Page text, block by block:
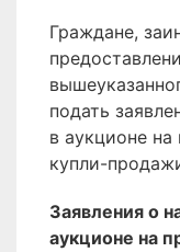
Граждане,
подать
в аукционе на
купли-
Заявления о
аукционе на